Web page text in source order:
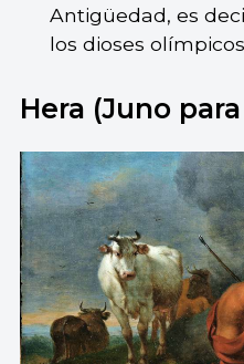
Antigüedad, es
los dioses
Hera (Juno